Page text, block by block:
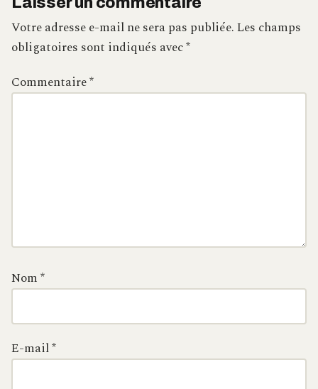
Votre adresse e-mail ne sera pas publiée.Les champs
obligatoires sont indiqués avec*
Commentaire*
Nom*
E-mail*